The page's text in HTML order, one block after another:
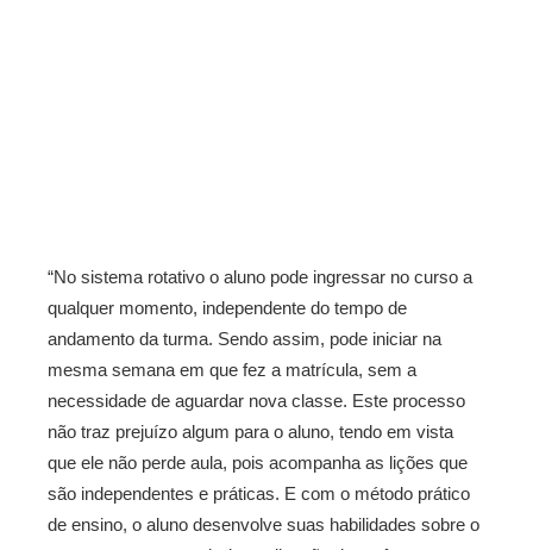
“No sistema rotativo o aluno pode ingressar no curso a
qualquer momento, independente do tempo de
andamento da turma. Sendo assim, pode iniciar na
mesma semana em que fez a matrícula, sem a
necessidade de aguardar nova classe. Este processo
não traz prejuízo algum para o aluno, tendo em vista
que ele não perde aula, pois acompanha as lições que
são independentes e práticas. E com o método prático
de ensino, o aluno desenvolve suas habilidades sobre o